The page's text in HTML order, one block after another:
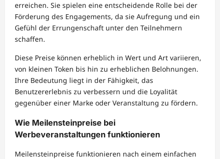
erreichen. Sie spielen eine entscheidende Rolle bei der
Förderung des Engagements, da sie Aufregung und ein
Gefühl der Errungenschaft unter den Teilnehmern
schaffen.
Diese Preise können erheblich in Wert und Art variieren,
von kleinen Token bis hin zu erheblichen Belohnungen.
Ihre Bedeutung liegt in der Fähigkeit, das
Benutzererlebnis zu verbessern und die Loyalität
gegenüber einer Marke oder Veranstaltung zu fördern.
Wie Meilensteinpreise bei
Werbeveranstaltungen funktionieren
Meilensteinpreise funktionieren nach einem einfachen